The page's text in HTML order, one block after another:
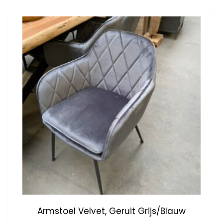
Armstoel Velvet, Geruit Grijs/blauw